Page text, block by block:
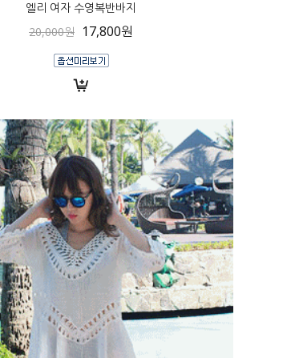
엘리 여자 수영복반바지
20,000원 17,800원